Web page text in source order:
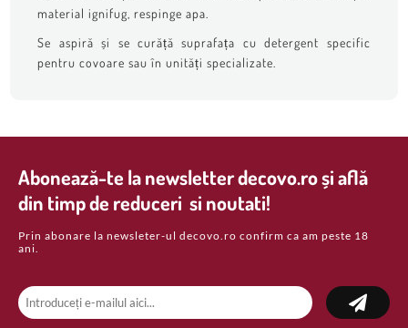
material ignifug, respinge apa.
Se aspiră și se curăță suprafața cu detergent specific
pentru covoare sau în unități specializate.
Abonează-te la newsletter decovo.ro și află
din timp de reduceri si noutati!
Prin abonare la newsleter-ul decovo.ro confirm ca am peste 18
ani.